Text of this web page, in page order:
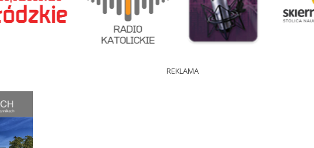
REKLAMA